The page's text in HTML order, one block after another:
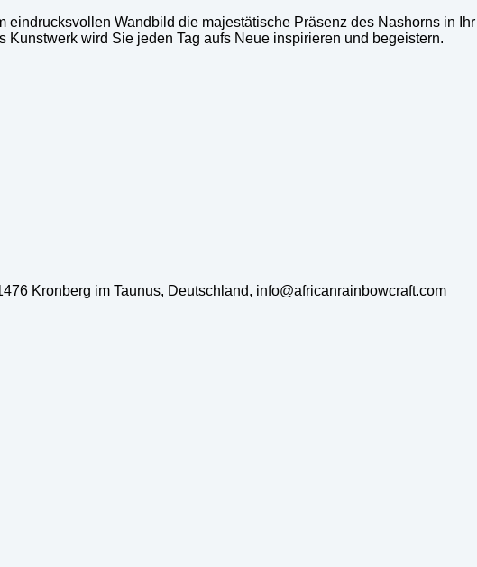
Wandbild die majestätische Präsenz des Nashorns in
Kunstwerk wird Sie jeden Tag aufs Neue inspirieren und begeistern.
Kronberg im Taunus, Deutschland, info@africanrainbowcraft.com